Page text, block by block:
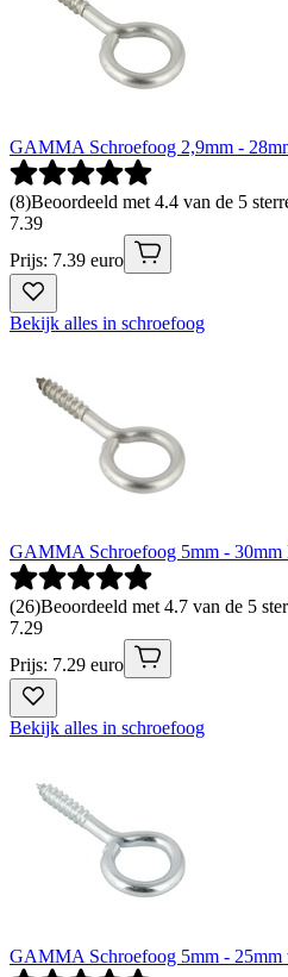
GAMMA Schroefoog 2,9mm -
(8)Beoordeeld met 4.4 van de 5
7.39
Prijs: 7.39 euro
Bekijk alles in schroefoog
GAMMA Schroefoog 5mm - 30mm
(26)Beoordeeld met 4.7 van de 5
7.29
Prijs: 7.29 euro
Bekijk alles in schroefoog
GAMMA Schroefoog 5mm - 25mm